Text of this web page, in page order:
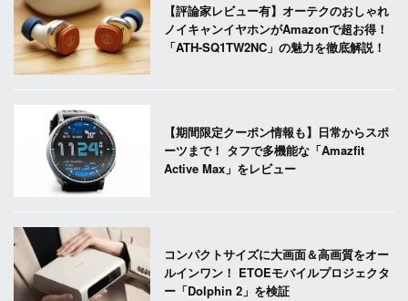
【評論家レビュー有】オーテクのおしゃれ
ノイキャンイヤホンがAmazonで超お得！
「ATH-SQ1TW2NC」の魅力を徹底解説！
【期間限定クーポン情報も】日常からスポ
ーツまで！ タフで多機能な「Amazfit
Active Max」をレビュー
コンパクトサイズに大画面＆高画質をオー
ルインワン！ ETOEモバイルプロジェクタ
ー「Dolphin 2」を検証